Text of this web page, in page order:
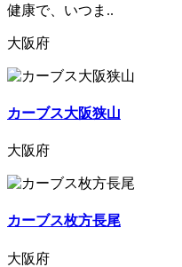
健康で、いつま..
大阪府
カーブス大阪狭山
大阪府
カーブス枚方長尾
大阪府